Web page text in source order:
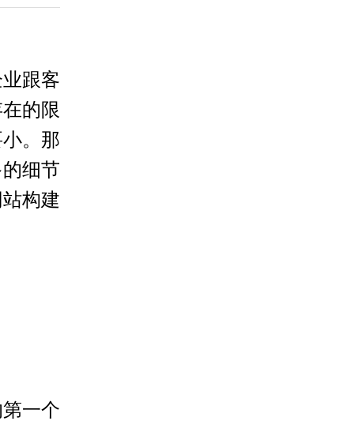
跟客
的限
。那
细节
构建
一个